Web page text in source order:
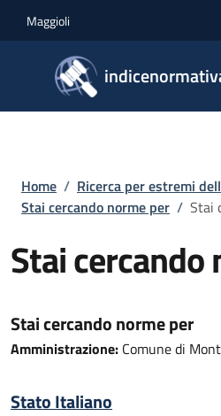
Maggioli
Briciole di pane
Home / Ricerca per estremi
Stai cercando norme per / Stai
Stai cercando
Stai cercando norme per
Amministrazione: Comune di
Stato Italiano